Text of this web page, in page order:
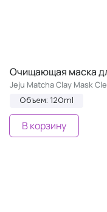
Очищающая маска
Jeju Matcha Clay Mask
Объем: 120ml
В корзину